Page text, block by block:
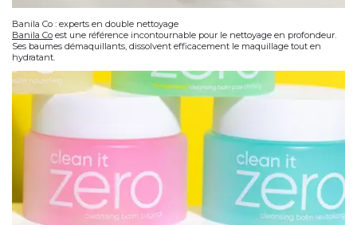
Banila Co : experts en double nettoyage
Banila Co est une référence incontournable pour le nettoyage en profondeur
Ses baumes démaquillants, dissolvent efficacement le maquillage tout en
hydratant.